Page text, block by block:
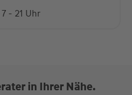
- 21 Uhr
in Ihrer Nähe.